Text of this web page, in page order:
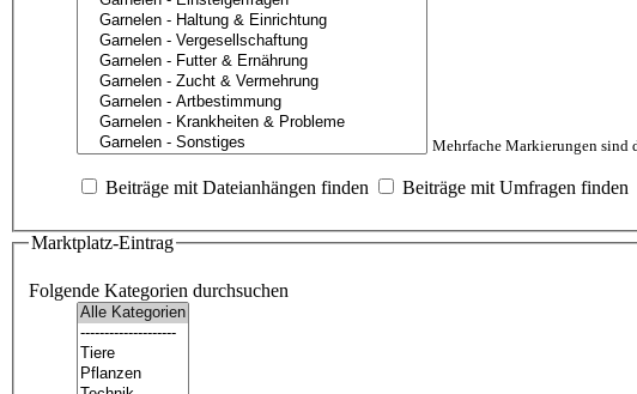
Mehrfache Markierungen sind
Beiträge mit Dateianhängen finden Beiträge mit Umfragen finden
Marktplatz-Eintrag
Folgende Kategorien durchsuchen